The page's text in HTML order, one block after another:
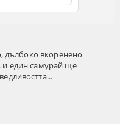
дълбоко вкоренено
и един самурай ще